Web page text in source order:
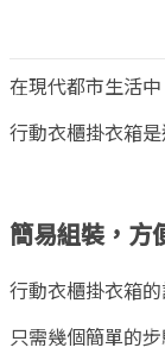
在現代都市生活
行動衣櫃掛衣箱
簡易組裝，方
行動衣櫃掛衣箱
只需幾個簡單的